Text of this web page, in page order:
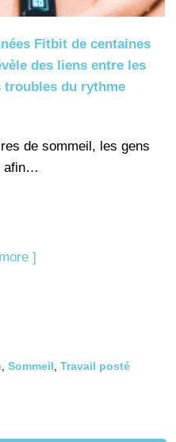
Fitbit de centaines
des liens entre les
troubles du rythme
de sommeil, les gens
afin…
]
Sommeil Travail posté